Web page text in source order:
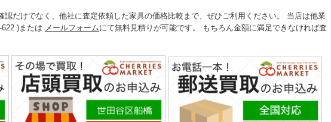
認だけでなく、他社に査定依頼した家具の価格比較まで、ぜひご利用ください。 当店は他業
)または メールフォームにて無料見積りが可能です。 もちろん金額に満足できなければ査